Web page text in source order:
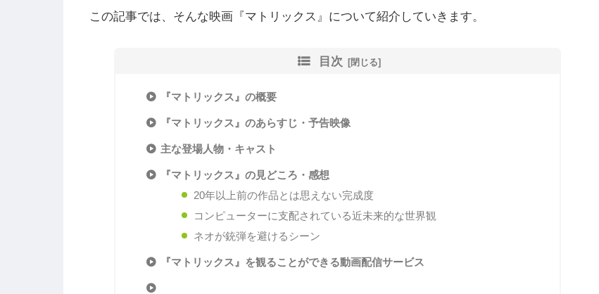
この記事では、そんな映画『マトリックス』について紹介していきます。
目次
『マトリックス』の概要
『マトリックス』のあらすじ・予告映像
主な登場人物・キャスト
『マトリックス』の見どころ・感想
20年以上前の作品とは思えない完成度
コンピューターに支配されている近未来的な世界観
ネオが銃弾を避けるシーン
『マトリックス』を観ることができる動画配信サービス